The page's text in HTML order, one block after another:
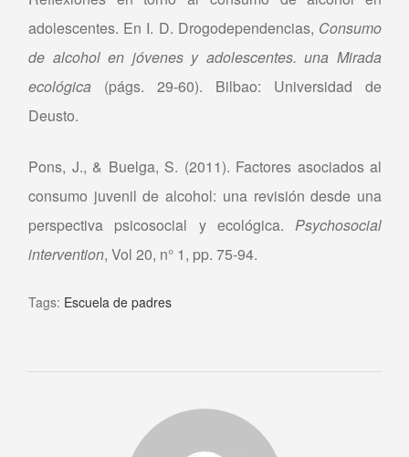
adolescentes. En I. D. Drogodependencias, Consumo
de alcohol en jóvenes y adolescentes. una Mirada
ecológica (págs. 29-60). Bilbao: Universidad de
Deusto.
Pons, J., & Buelga, S. (2011). Factores asociados al
consumo juvenil de alcohol: una revisión desde una
perspectiva psicosocial y ecológica. Psychosocial
intervention, Vol 20, n° 1, pp. 75-94.
Tags: Escuela de padres